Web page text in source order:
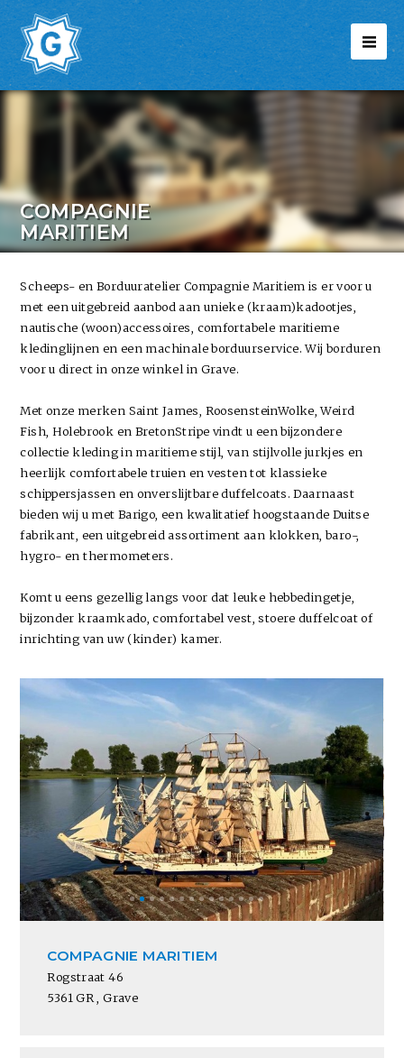
COMPAGNIE
MARITIEM
Scheeps- en Borduuratelier Compagnie Maritiem is er voor u
met een uitgebreid aanbod aan unieke (kraam)kadootjes,
nautische (woon)accessoires, comfortabele maritieme
kledinglijnen en een machinale borduurservice. Wij borduren
voor u direct in onze winkel in Grave.
Met onze merken Saint James, RoosensteinWolke, Weird
Fish, Holebrook en BretonStripe vindt u een bijzondere
collectie kleding in maritieme stijl, van stijlvolle jurkjes en
heerlijk comfortabele truien en vesten tot klassieke
schippersjassen en onverslijtbare duffelcoats. Daarnaast
bieden wij u met Barigo, een kwalitatief hoogstaande Duitse
fabrikant, een uitgebreid assortiment aan klokken, baro-,
hygro- en thermometers.
Komt u eens gezellig langs voor dat leuke hebbedingetje,
bijzonder kraamkado, comfortabel vest, stoere duffelcoat of
inrichting van uw (kinder) kamer.
COMPAGNIE MARITIEM
Rogstraat 46
5361 GR , Grave